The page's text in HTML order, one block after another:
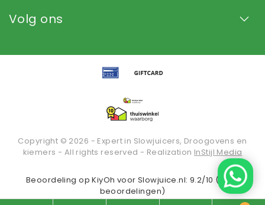
Volg ons
Copyright © 2026 - Expert in Slowjuicers, Droogovens en
kiemers - All rights reserved - Realization InStijl Media
Beoordeling opKiyOh voor Slowjuice.nl: 9.2/10 (2936
beoordelingen)